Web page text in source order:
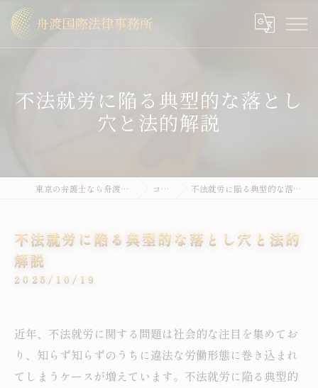
不法就労に陥る典型的な落とし
穴と法的解説
東京の弁護士なら舟渡国際法律事務所 コラム 不法就労に陥る典型的な落とし穴と法的解説
不法就労に陥る典型的な落とし穴と法的
解説
2025/10/19
近年、不法就労に関する問題は社会的な注目を集めてお
り、知らず知らずのうちに違法な労働形態に巻き込まれ
てしまうケースが増えています。不法就労に陥る典型的